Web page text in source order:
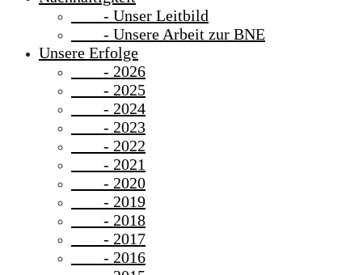
- Unser Leitbild
- Unsere Arbeit zur BNE
Unsere Erfolge
- 2026
- 2025
- 2024
- 2023
- 2022
- 2021
- 2020
- 2019
- 2018
- 2017
- 2016